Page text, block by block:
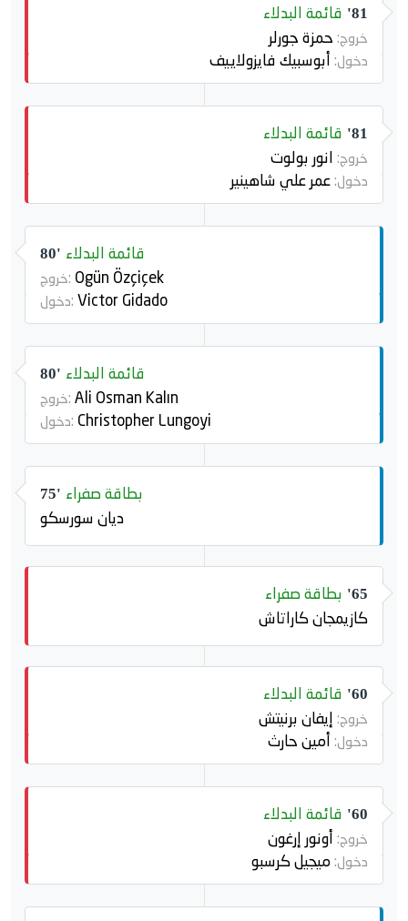
81' قائمة البدلاء
خروج: حمزة جورلر
دخول: أبوسبيك فايزولاييف
81' قائمة البدلاء
خروج: انور بولوت
دخول:عمر علي شاهينير
80' قائمة البدلاء
خروج: Ogün Özçiçek
دخول: Victor Gidado
80' قائمة البدلاء
خروج: Ali Osman Kalın
دخول: Christopher Lungoyi
75' بطاقة صفراء
ديان سورسكو
65' بطاقة صفراء
كازيمجان كاراتاش
60' قائمة البدلاء
خروج: إيفان برنيتش
دخول: أمين حارث
60' قائمة البدلاء
خروج: أونور إرغون
دخول: ميجيل كرسبو